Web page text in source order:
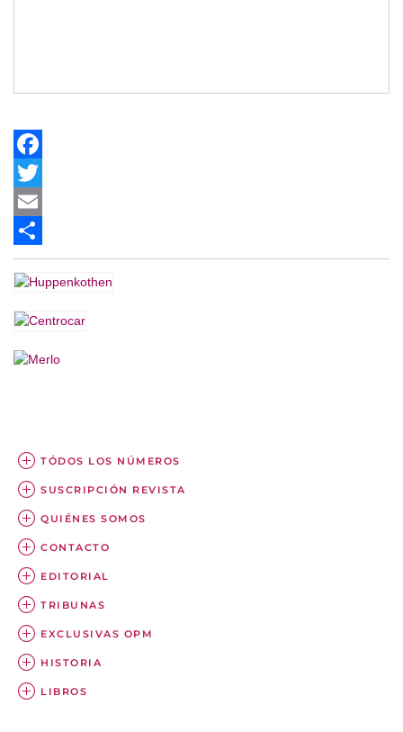
Facebook
Twitter
Email
Share
TÓDOS LOS NÚMEROS
SUSCRIPCIÓN REVISTA
QUIÉNES SOMOS
CONTACTO
EDITORIAL
TRIBUNAS
EXCLUSIVAS OPM
HISTORIA
LIBROS